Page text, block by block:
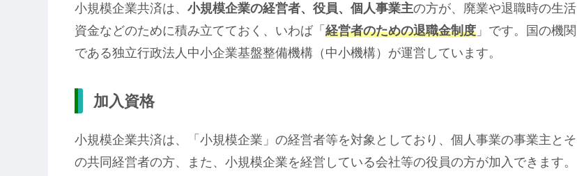
小規模企業共済は、 小規模企業の経営者、役員、個人事業主の方が、廃業や退職時の生活
資金などのために積み立てておく、いわば「 経営者のための退職金制度 」です。国の機関
である独立行政法人中小企業基盤整備機構（中小機構）が運営しています。
加入資格
小規模企業共済は、「小規模企業」の経営者等を対象としており、個人事業の事業主とそ
の共同経営者の方、また、小規模企業を経営している会社等の役員の方が加入できます。